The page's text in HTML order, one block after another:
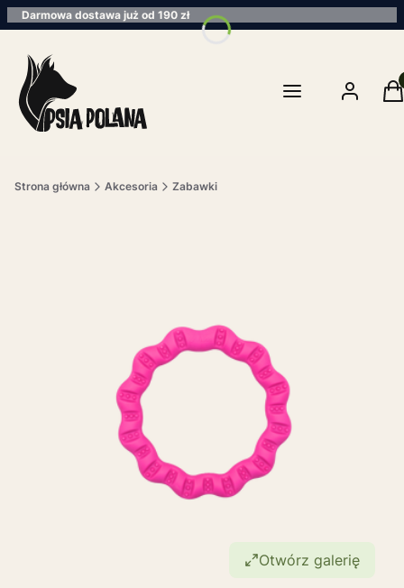
Darmowa dostawa już od 190 zł
Menu Zaloguj się
Strona główna Akcesoria Zabawki
Otwórz galerię